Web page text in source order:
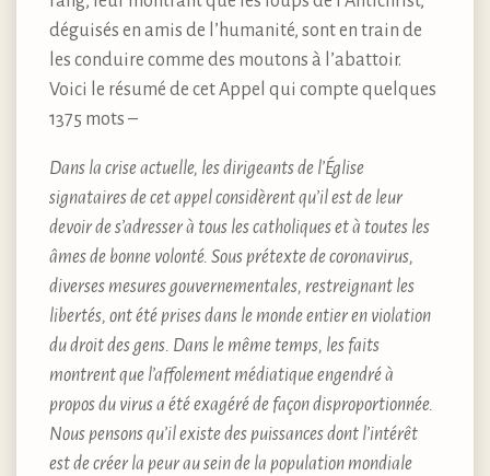
déguisés en amis de l’humanité, sont en train de
les conduire comme des moutons à l’abattoir.
Voici le résumé de cet Appel qui compte quelques
1375 mots –
Dans la crise actuelle, les dirigeants de l’Église
signataires de cet appel considèrent qu’il est de leur
devoir de s’adresser à tous les catholiques et à toutes les
âmes de bonne volonté. Sous prétexte de coronavirus,
diverses mesures gouvernementales, restreignant les
libertés, ont été prises dans le monde entier en violation
du droit des gens. Dans le même temps, les faits
montrent que l’affolement médiatique engendré à
propos du virus a été exagéré de façon disproportionnée.
Nous pensons qu’il existe des puissances dont l’intérêt
est de créer la peur au sein de la population mondiale